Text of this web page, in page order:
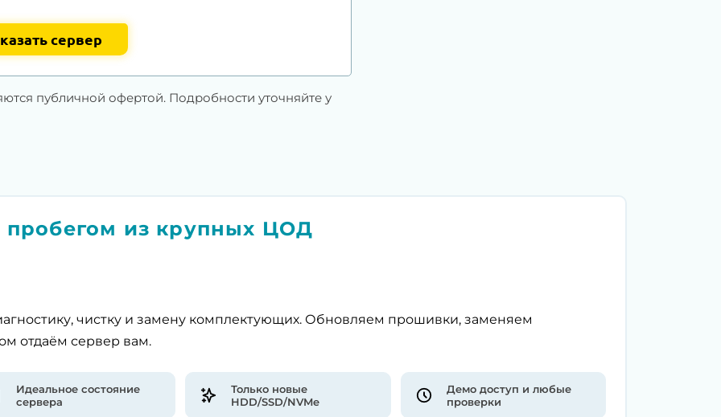
сервер
публичной офертой. Подробности уточняйте у
из крупных ЦОД
чистку и замену комплектующих. Обновляем прошивки, заменяем
отдаём сервер вам.
Идеальное состояние
сервера
Только новые
HDD/SSD/NVMe
Демо доступ и любые
проверки